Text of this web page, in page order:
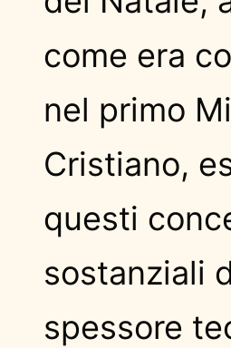
come era
nel primo
Cristiano,
questi
sostanziali
spessore